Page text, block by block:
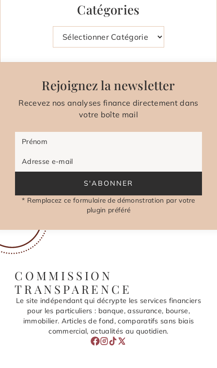
Catégories
Catégories
Rejoignez la newsletter
Recevez nos analyses finance directement dans
votre boîte mail
Prénom
Adresse e-mail
S'ABONNER
* Remplacez ce formulaire de démonstration par votre
plugin préféré
COMMISSION
TRANSPARENCE
Le site indépendant qui décrypte les services financiers
pour les particuliers : banque, assurance, bourse,
immobilier. Articles de fond, comparatifs sans biais
commercial, actualités au quotidien.